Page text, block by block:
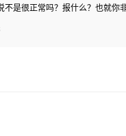
不是很正常吗？报什么？也就你